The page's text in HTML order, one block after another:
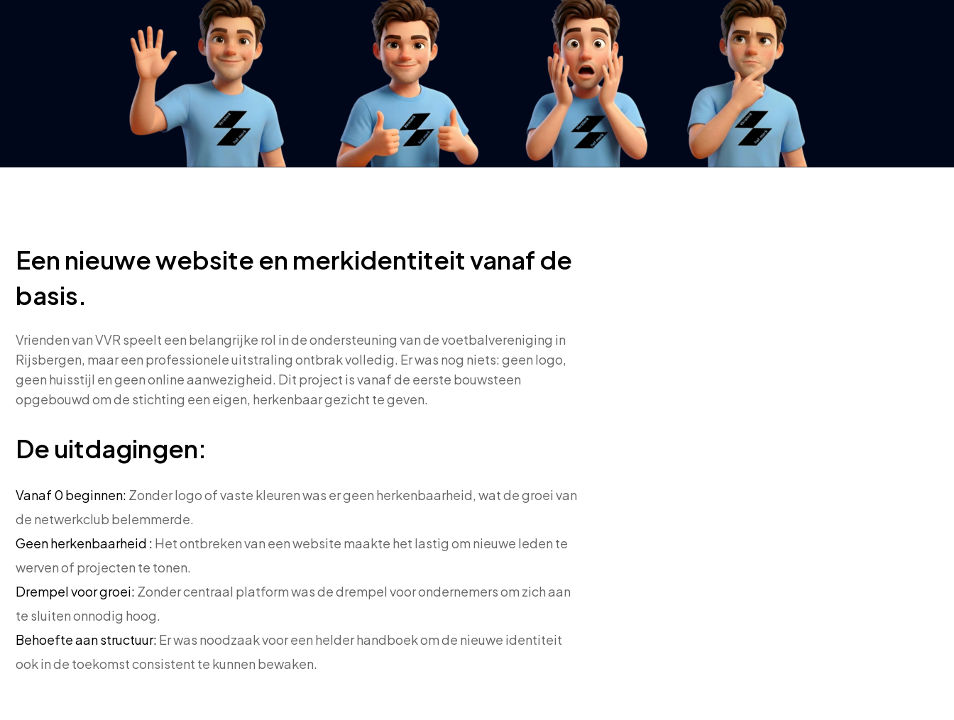
Een nieuwe website en merkidentiteit vanaf de
basis.
Vrienden van VVR speelt een belangrijke rol in de ondersteuning van de voetbalvereniging in
Rijsbergen, maar een professionele uitstraling ontbrak volledig. Er was nog niets: geen logo,
geen huisstijl en geen online aanwezigheid. Dit project is vanaf de eerste bouwsteen
opgebouwd om de stichting een eigen, herkenbaar gezicht te geven.
De uitdagingen:
Vanaf 0 beginnen: Zonder logo of vaste kleuren was er geen herkenbaarheid, wat de groei van
de netwerkclub belemmerde.
Geen herkenbaarheid : Het ontbreken van een website maakte het lastig om nieuwe leden te
werven of projecten te tonen.
Drempel voor groei: Zonder centraal platform was de drempel voor ondernemers om zich aan
te sluiten onnodig hoog.
Behoefte aan structuur: Er was noodzaak voor een helder handboek om de nieuwe identiteit
ook in de toekomst consistent te kunnen bewaken.